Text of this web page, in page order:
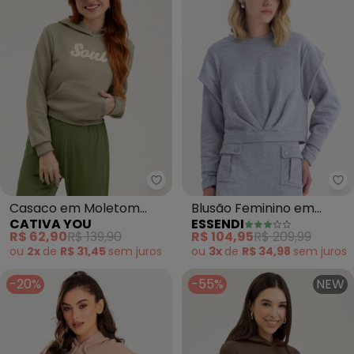
Cativa You - Casaco em
Casaco em Moletom
Peluciado (Marrom
Claro)
CATIVA YOU
R$ 62,90R$ 139,90
ou 2x de R$ 31,45 sem juros
Blusão Feminino em
Moletom (Cinza)
ESSENDI
R$ 104,95R$ 209,99
ou 3x de R$ 34,98 sem juros
-20% -55% NEW